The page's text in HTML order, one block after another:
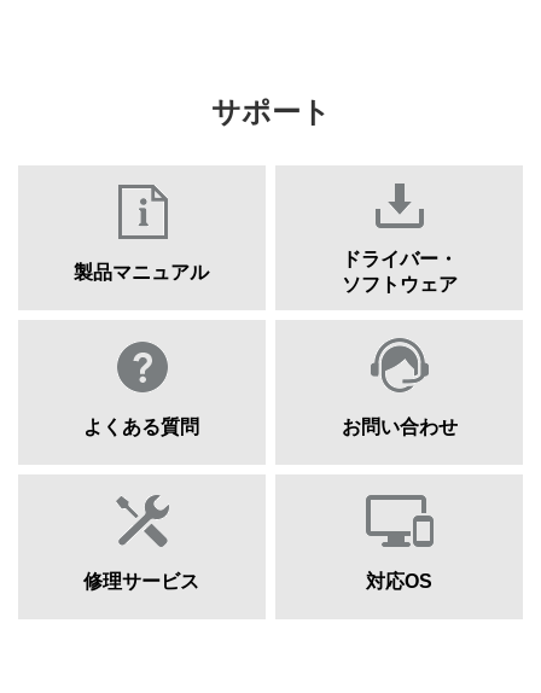
サポート
製品マニュアル
ドライバー・
ソフトウェア
よくある質問 お問い合わせ
修理サービス 対応OS